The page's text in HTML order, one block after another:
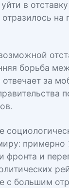
в
на
борьба
за
примерно
фронта и
с большим